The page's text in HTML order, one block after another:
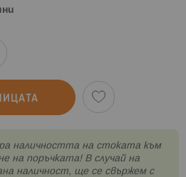
наличността на стоката към
на поръчката! В случай на
наличност, ще се свържем с